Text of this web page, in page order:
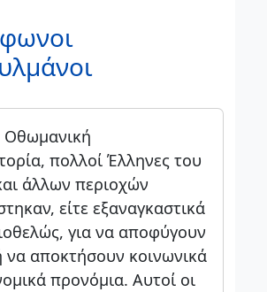
Οθωμανική
πολλοί Έλληνες του
άλλων περιοχών
είτε εξαναγκαστικά
για να αποφύγουν
να αποκτήσουν κοινωνικά
προνόμια. Αυτοί οι